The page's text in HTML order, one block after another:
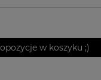
w koszyku ;)